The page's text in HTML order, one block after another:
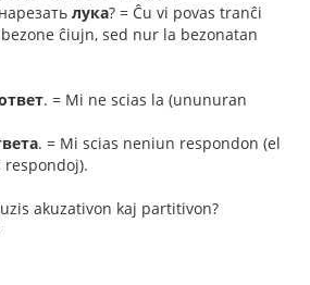
лука? = Ĉu vi povas tranĉi
ĉiujn, sed nur la bezonatan
. = Mi ne scias la (ununuran
. = Mi scias neniun respondon (el
akuzativon kaj partitivon?